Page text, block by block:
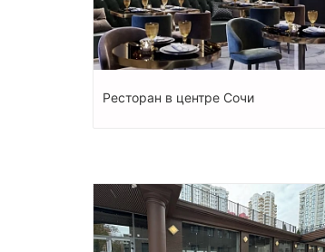
Ресторан в центре Сочи